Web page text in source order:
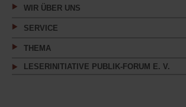
WIR ÜBER UNS
SERVICE
THEMA
LESERINITIATIVE PUBLIK-FORUM E. V.